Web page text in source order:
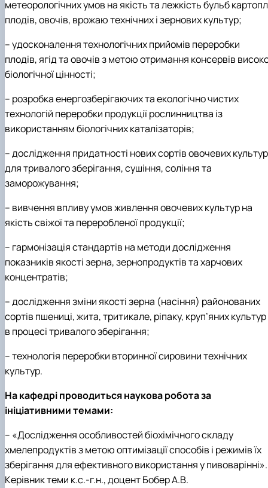
практики
метеорологічних умов на якість та лежкість бульб
плодів, овочів, врожаю технічних і зернових культур;
– удосконалення технологічних прийомів переробки
плодів, ягід та овочів з метою отримання консервів
біологічної цінності;
– розробка енергозберігаючих та екологічно чистих
технологій переробки продукції рослинництва із
використанням біологічних каталізаторів;
– дослідження придатності нових сортів овочевих культур
для тривалого зберігання, сушіння, соління та
заморожування;
– вивчення впливу умов живлення овочевих культур на
якість свіжої та переробленої продукції;
– гармонізація стандартів на методи дослідження
показників якості зерна, зернопродуктів та харчових
концентратів;
– дослідження зміни якості зерна (насіння) районованих
сортів пшениці, жита, тритикале, ріпаку, круп’яних культур
в процесі тривалого зберігання;
– технологія переробки вторинної сировини технічних
культур.
На кафедрі проводиться наукова робота за
ініціативними темами:
– «Дослідження особливостей біохімічного складу
хмелепродуктів з метою оптимізації способів і режимів їх
зберігання для ефективного використання у пивоварінні».
Керівник теми к.с.-г.н., доцент Бобер А.В.